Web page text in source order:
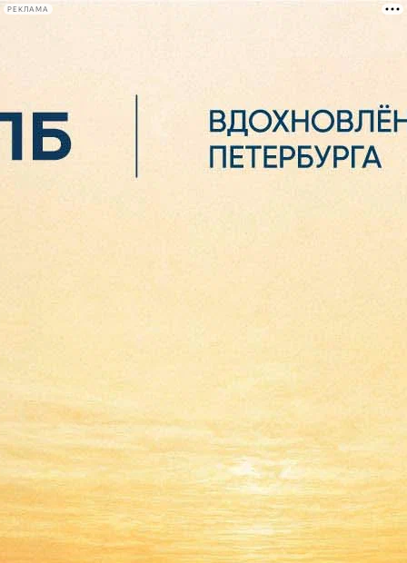
РЕКЛАМА
Сегодня:
В сериале "Родина" появится
Путин
25 июня 2015, 17:29 Версия для печати